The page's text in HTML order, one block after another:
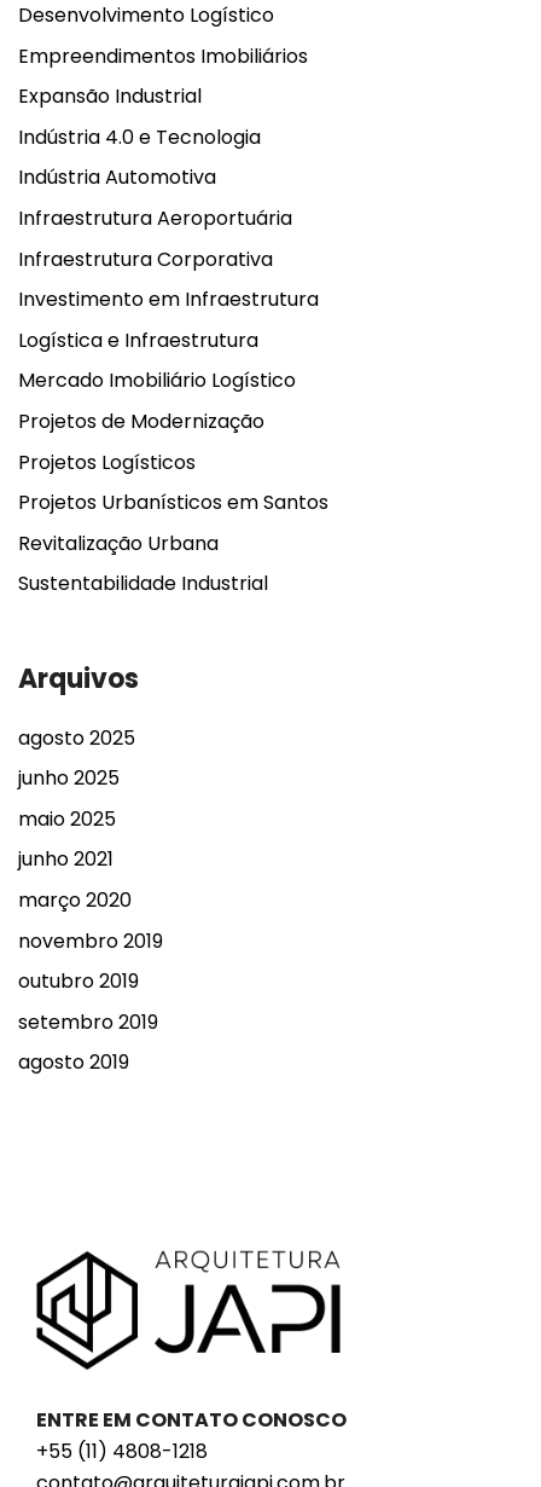
Desenvolvimento Logístico
Empreendimentos Imobiliários
Expansão Industrial
Indústria 4.0 e Tecnologia
Indústria Automotiva
Infraestrutura Aeroportuária
Infraestrutura Corporativa
Investimento em Infraestrutura
Logística e Infraestrutura
Mercado Imobiliário Logístico
Projetos de Modernização
Projetos Logísticos
Projetos Urbanísticos em Santos
Revitalização Urbana
Sustentabilidade Industrial
Arquivos
agosto 2025
junho 2025
maio 2025
junho 2021
março 2020
novembro 2019
outubro 2019
setembro 2019
agosto 2019
ENTRE EM CONTATO CONOSCO
+55 (11) 4808-1218